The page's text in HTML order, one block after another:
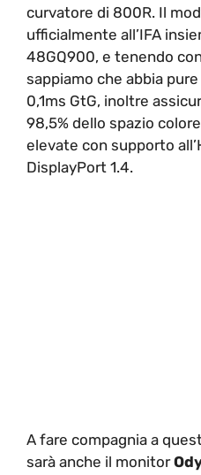
curvatore di 800R. Il
ufficialmente all’IFA
48GQ900, e tenendo
sappiamo che abbia
0,1ms GtG, inoltre
98,5% dello spazio
elevate con supporto
DisplayPort 1.4.
A fare compagnia a
sarà anche il monitor